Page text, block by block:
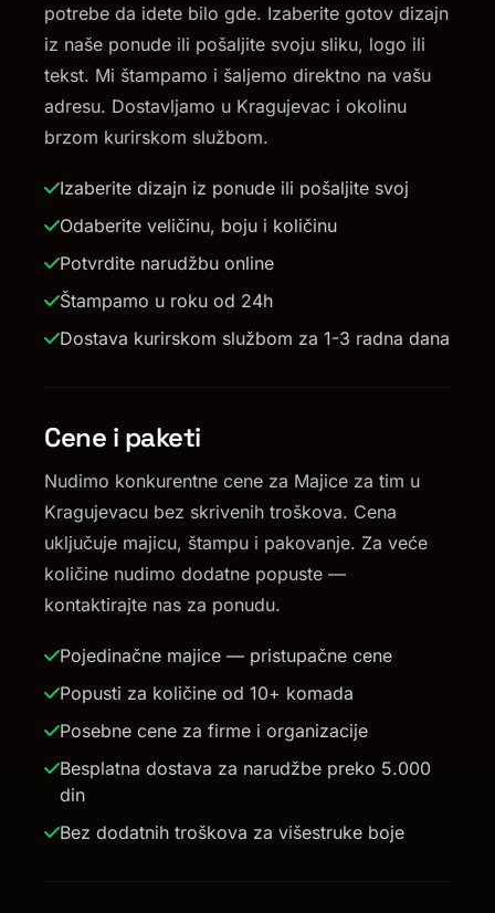
potrebe da idete bilo gde. Izaberite gotov dizajn
iz naše ponude ili pošaljite svoju sliku, logo ili
tekst. Mi štampamo i šaljemo direktno na vašu
adresu. Dostavljamo u Kragujevac i okolinu
brzom kurirskom službom.
Izaberite dizajn iz ponude ili pošaljite svoj
Odaberite veličinu, boju i količinu
Potvrdite narudžbu online
Štampamo u roku od 24h
Dostava kurirskom službom za 1-3 radna dana
Cene i paketi
Nudimo konkurentne cene za Majice za tim u
Kragujevacu bez skrivenih troškova. Cena
uključuje majicu, štampu i pakovanje. Za veće
količine nudimo dodatne popuste —
kontaktirajte nas za ponudu.
Pojedinačne majice — pristupačne cene
Popusti za količine od 10+ komada
Posebne cene za firme i organizacije
Besplatna dostava za narudžbe preko 5.000
din
Bez dodatnih troškova za višestruke boje